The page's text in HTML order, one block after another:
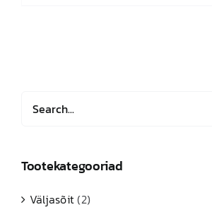
Tootekategooriad
Väljasõit(2)